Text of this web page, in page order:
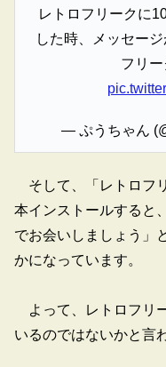
レトロフリークに
した時、メッセー
フリ
— ぷうちゃん
そして、「レトロフ
本インストールすると
でお会いしましょう」
かになっています。
よって、レトロフリ
いるのではないかと言